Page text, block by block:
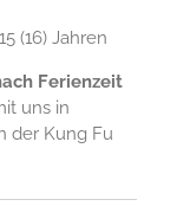
(16) Jahren
Ferienzeit
uns in
der Kung Fu